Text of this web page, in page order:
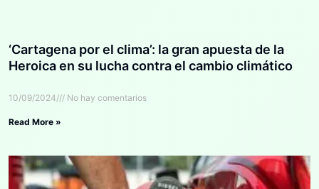
‘Cartagena por el clima’: la gran apuesta de la
Heroica en su lucha contra el cambio climático
10/09/2024 No hay comentarios
Read More »